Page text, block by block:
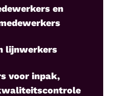
en
lijnwerkers
voor inpak,